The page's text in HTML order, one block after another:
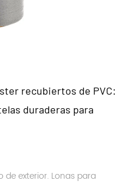
recubiertos de PVC:
duraderas para
exterior. Lonas para